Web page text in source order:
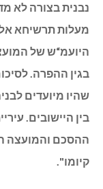
נבנית בצורה לא
מעלות תרשיחא
היועמ“ש של
בגין ההפרה.
שהיו מיועדים
בין היישובים.
ההסכם והמועצה
קיומו".